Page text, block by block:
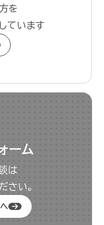
を
ています
ーム
は
さい。